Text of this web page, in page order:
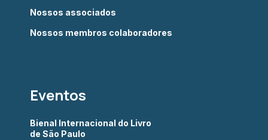
Nossos associados
Nossos membros colaboradores
Eventos
Bienal Internacional do Livro
de São Paulo